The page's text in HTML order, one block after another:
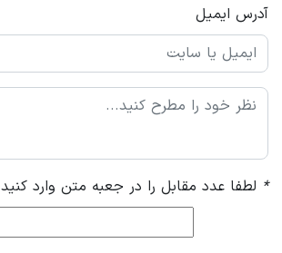
آدرس ایمیل
* لطفا عدد مقابل را در جعبه متن وارد کنید